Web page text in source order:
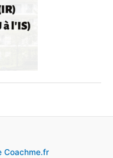
Coachme.fr